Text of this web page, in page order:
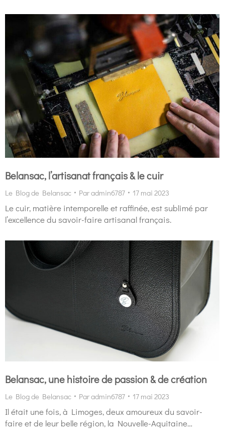
Belansac, l’artisanat français & le cuir
Le Blog de Belansac Paradmin6787 17 mai 2023
Le cuir, matière intemporelle et raffinée, est sublimé par
l’excellence du savoir-faire artisanal français.
Belansac, une histoire de passion & de création
Le Blog de Belansac Paradmin6787 17 mai 2023
Il était une fois, à Limoges, deux amoureux du savoir-
faire et de leur belle région, la Nouvelle-Aquitaine…